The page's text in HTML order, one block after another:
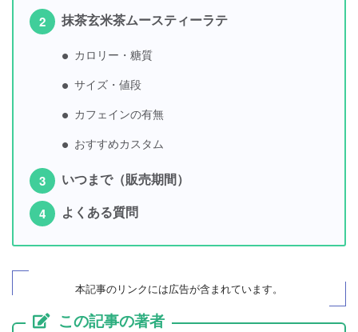
抹茶玄米茶ムースティーラテ
カロリー・糖質
サイズ・値段
カフェインの有無
おすすめカスタム
いつまで（販売期間）
よくある質問
本記事のリンクには広告が含まれています 。
この記事の著者